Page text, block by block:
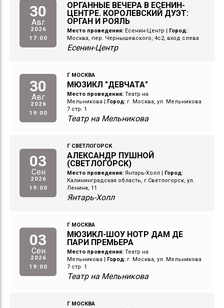
30
Авг
2026
17:00
ОРГАННЫЕ ВЕЧЕРА В ЕСЕНИН-
ЦЕНТРЕ. КОРОЛЕВСКИЙ ДУЭТ:
ОРГАН И РОЯЛЬ
Место проведения: Есенин-Центр
Город:
Москва, пер. Чернышевского, 4с2, вход слева
Есенин-Центр
30
Авг
2026
19:00
Г МОСКВА
МЮЗИКЛ "ДЕВЧАТА"
Место проведения: Театр на
Мельникова
Город: г. Москва, ул. Мельникова
7 стр. 1
Театр на Мельникова
03
Сен
2026
19:00
Г СВЕТЛОГОРСК
АЛЕКСАНДР ПУШНОЙ
(СВЕТЛОГОРСК)
Место проведения: Янтарь-Холл
Город:
Калининградская область, г.Светлогорск, ул.
Ленина, 11
Янтарь-Холл
03
Сен
2026
19:00
Г МОСКВА
МЮЗИКЛ-ШОУ НОТР ДАМ ДЕ
ПАРИ ПРЕМЬЕРА
Место проведения: Театр на
Мельникова
Город: г. Москва, ул. Мельникова
7 стр. 1
Театр на Мельникова
Г МОСКВА